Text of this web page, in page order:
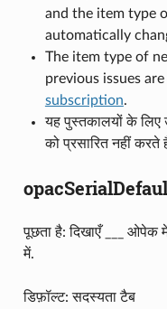
and the item type
automatically
The item type of
previous issues
subscription.
यह पुस्तकालयों के लिए
को प्रसारित नहीं करते
पूछता है: दिखाएँ ___ ओपेक
में.
डिफ़ॉल्ट: सदस्यता टैब